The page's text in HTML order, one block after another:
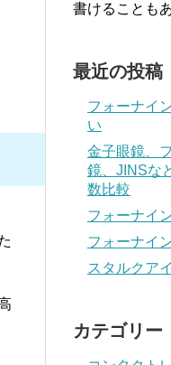
書けることも
最近の投稿
フォーナイ
い
金子眼鏡、
鏡、JINSな
数比較
フォーナイ
フォーナイ
スタルクア
カテゴリー